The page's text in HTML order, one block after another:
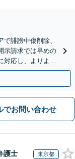
誹謗中傷削除、
示請求では早めの
対応し、よりよい
でお問い合わせ
護士 東京都